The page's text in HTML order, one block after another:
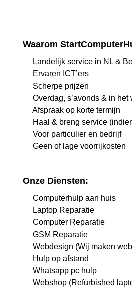
Waarom
Landelijk service in NL &
Ervaren ICT’ers
Scherpe prijzen
Overdag, s’avonds & in het
Afspraak op korte termijn
Haal & breng service
Voor particulier en bedrijf
Geen of lage voorrijkosten
Onze Diensten:
Computerhulp aan huis
Laptop Reparatie
Computer Reparatie
GSM Reparatie
Webdesign (Wij maken
Hulp op afstand
Whatsapp pc hulp
Webshop (Refurbished